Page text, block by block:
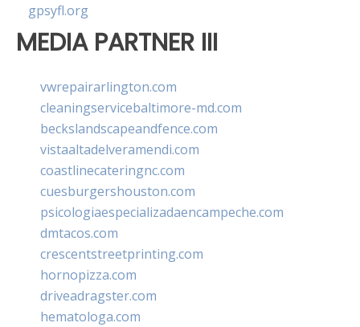
gpsyfl.org
MEDIA PARTNER III
vwrepairarlington.com
cleaningservicebaltimore-md.com
beckslandscapeandfence.com
vistaaltadelveramendi.com
coastlinecateringnc.com
cuesburgershouston.com
psicologiaespecializadaencampeche.com
dmtacos.com
crescentstreetprinting.com
hornopizza.com
driveadragster.com
hematologa.com